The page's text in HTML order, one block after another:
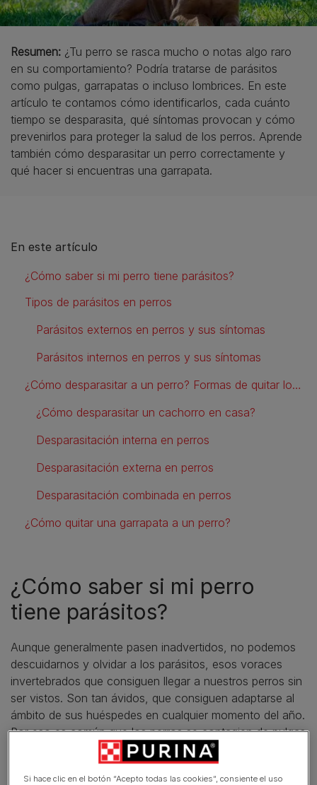
Resumen: ¿Tu perro se rasca mucho o notas algo raro
en su comportamiento? Podría tratarse de parásitos
como pulgas, garrapatas o incluso lombrices. En este
artículo te contamos cómo identificarlos, cada cuánto
tiempo se desparasita, qué síntomas provocan y cómo
prevenirlos para proteger la salud de los perros. Aprende
también cómo desparasitar un perro correctamente y
qué hacer si encuentras una garrapata.
En este artículo
¿Cómo saber si mi perro tiene parásitos?
Tipos de parásitos en perros
Parásitos externos en perros y sus síntomas
Parásitos internos en perros y sus síntomas
¿Cómo desparasitar a un perro? Formas de quitar los parásitos en perros
¿Cómo desparasitar un cachorro en casa?
Desparasitación interna en perros
Desparasitación externa en perros
Desparasitación combinada en perros
¿Cómo quitar una garrapata a un perro?
¿Cómo saber si mi perro
tiene parásitos?
Aunque generalmente pasen inadvertidos, no podemos
descuidarnos y olvidar a los parásitos, esos voraces
invertebrados que consiguen llegar a nuestros perros sin
ser vistos. Son tan ávidos, que consiguen adaptarse al
ámbito de sus huéspedes en cualquier momento del año.
Por eso es común que los perros se contagien de pulgas
y garrapatas (los parásitos externos más frecuentes),
sobre todo en los perros que viven en zonas rurales.
Si hace clic en el botón “Acepto todas las cookies”, consiente el uso